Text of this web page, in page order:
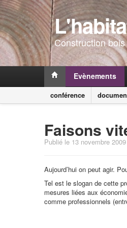
Construction
Evènements
conférence
Faisons
Publié le 13 novembre 2009
Aujourd’hui on peut agir.
Tel est le slogan de cette
mesures liées aux
comme professionnels